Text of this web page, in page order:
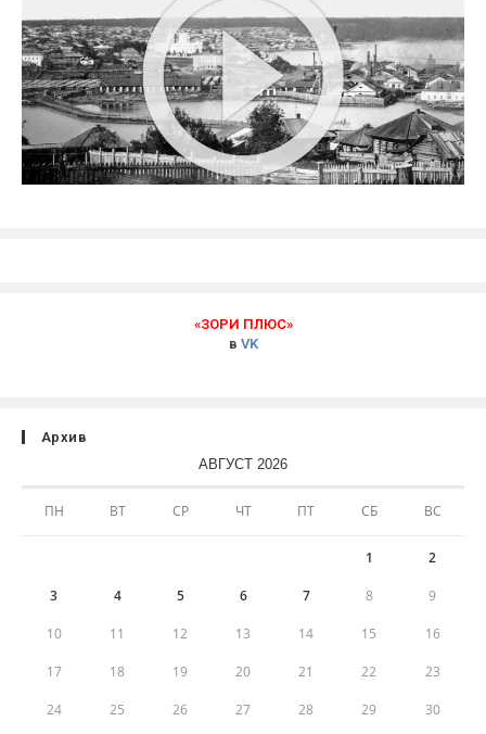
«ЗОРИ ПЛЮС»
в VK
Архив
АВГУСТ 2026
ПН ВТ СР ЧТ ПТ СБ ВС
1 2
3 4 5 6 7 8 9
10 11 12 13 14 15 16
17 18 19 20 21 22 23
24 25 26 27 28 29 30